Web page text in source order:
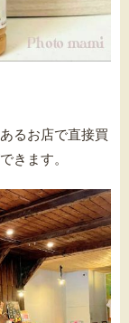
るお店で直接買
きます。